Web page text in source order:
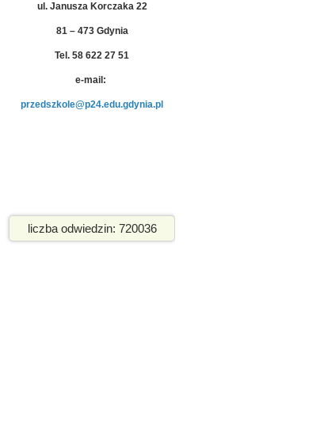
ul. Janusza Korczaka 22
81 – 473 Gdynia
Tel. 58 622 27 51
e-mail:
przedszkole@p24.edu.gdynia.pl
liczba odwiedzin: 720036